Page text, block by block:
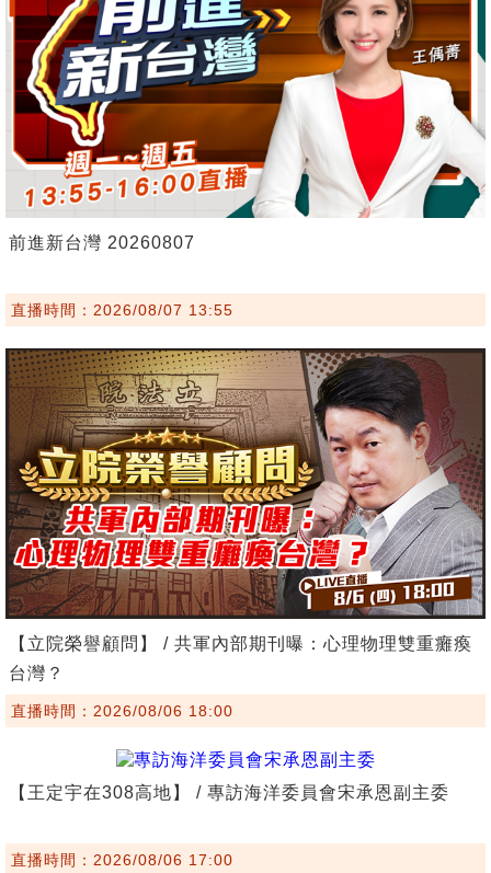
前進新台灣 20260807
直播時間：2026/08/07 13:55
【立院榮譽顧問】 / 共軍內部期刊曝：心理物理雙重癱瘓
台灣？
直播時間：2026/08/06 18:00
【王定宇在308高地】 / 專訪海洋委員會宋承恩副主委
直播時間：2026/08/06 17:00